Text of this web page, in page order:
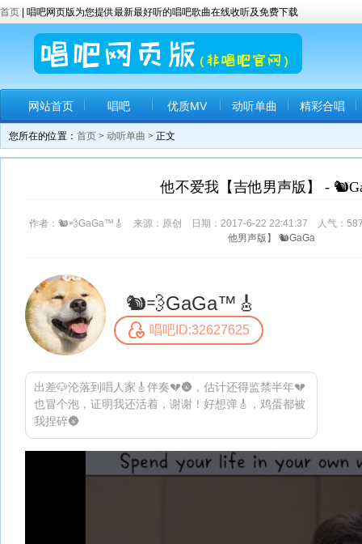
首页 | 唱吧网页版为您提供最新最好听的唱吧歌曲在线收听及免费下载
网站首页 唱吧 优质MV 动听单曲 精彩合唱
您所在的位置： 首页 > 动听单曲 > 正文
他不爱我【吉他男声版】 -
作者：🐿💨GaGa™🎸 来源：原创 日期：2017-6-22 22:41:37 人气：
他男声版】
🐿GaGa
🐿💨GaGa™🎸
唱吧ID:32627625
出差🐶沦落到唱人家🎸伴奏💔🌚，估计还得监禁半年💔
也冒个泡，证明我还活着，谢谢！好想弹🎸，鸡蛋都被
我捏碎🌚